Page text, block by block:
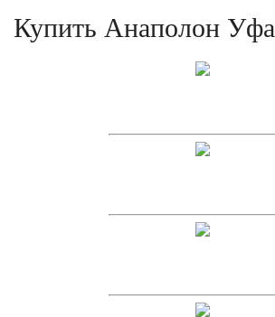
Купить Анаполон Уфа